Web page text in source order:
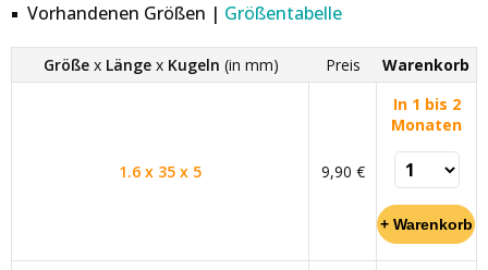
Vorhandenen Größen | Größentabelle
Größe x Länge x Kugeln (in mm) Preis Warenkorb
1.6 x 35 x 5 9,90 €
In 1 bis 2
Monaten